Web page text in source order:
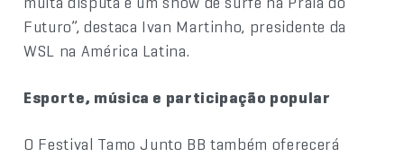
Futuro”, destaca Ivan Martinho, presidente da
WSL na América Latina.
Esporte, música e participação popular
O Festival Tamo Junto BB também oferecerá